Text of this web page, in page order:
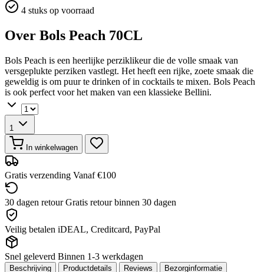
4 stuks op voorraad
Over Bols Peach 70CL
Bols Peach is een heerlijke perziklikeur die de volle smaak van
versgeplukte perziken vastlegt. Het heeft een rijke, zoete smaak die
geweldig is om puur te drinken of in cocktails te mixen. Bols Peach
is ook perfect voor het maken van een klassieke Bellini.
1
In winkelwagen
Gratis verzending Vanaf €100
30 dagen retour Gratis retour binnen 30 dagen
Veilig betalen iDEAL, Creditcard, PayPal
Snel geleverd Binnen 1-3 werkdagen
Beschrijving Productdetails Reviews Bezorginformatie